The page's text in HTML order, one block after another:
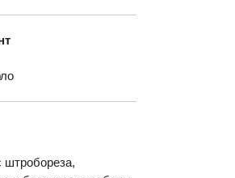
штробореза,